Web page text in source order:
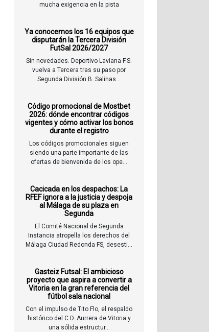
mucha exigencia en la pista
Ya conocemos los 16 equipos que
disputarán la Tercera División
FutSal 2026/2027
Sin novedades. Deportivo Laviana F.S.
vuelva a Tercera tras su paso por
Segunda División B. Salinas...
Código promocional de Mostbet
2026: dónde encontrar códigos
vigentes y cómo activar los bonos
durante el registro
Los códigos promocionales siguen
siendo una parte importante de las
ofertas de bienvenida de los ope...
Cacicada en los despachos: La
RFEF ignora a la justicia y despoja
al Málaga de su plaza en
Segunda
El Comité Nacional de Segunda
Instancia atropella los derechos del
Málaga Ciudad Redonda FS, desesti...
Gasteiz Futsal: El ambicioso
proyecto que aspira a convertir a
Vitoria en la gran referencia del
fútbol sala nacional
Con el impulso de Tito Flo, el respaldo
histórico del C.D. Aurrera de Vitoria y
una sólida estructur...